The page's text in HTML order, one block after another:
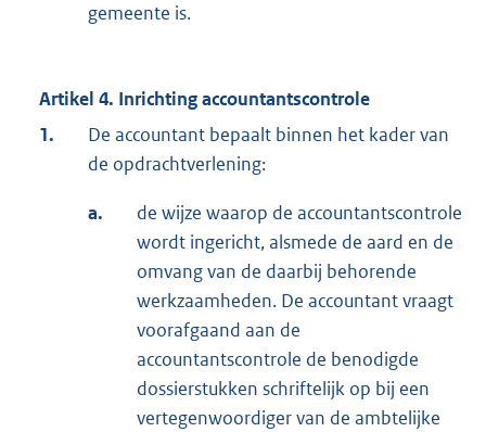
gemeente is.
Artikel 4. Inrichting accountantscontrole
1.
De accountant bepaalt binnen het kader van
de opdrachtverlening:
a.
de wijze waarop de accountantscontrole
wordt ingericht, alsmede de aard en de
omvang van de daarbij behorende
werkzaamheden. De accountant vraagt
voorafgaand aan de
accountantscontrole de benodigde
dossierstukken schriftelijk op bij een
vertegenwoordiger van de ambtelijke